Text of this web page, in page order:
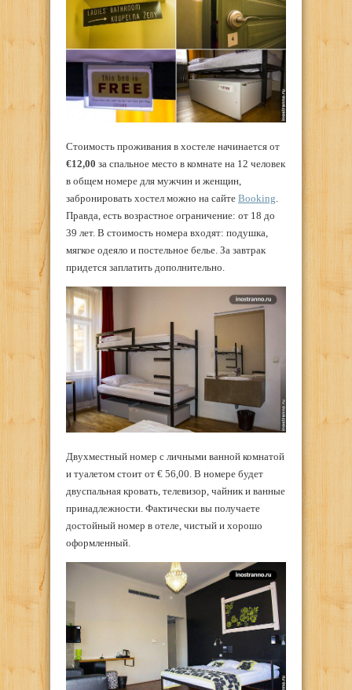
Стоимость проживания в хостеле начинается от
€12,00 за спальное место в комнате на 12 человек
в общем номере для мужчин и женщин,
забронировать хостел можно на сайте Booking
Правда, есть возрастное ограничение: от 18 до
39 лет. В стоимость номера входят: подушка,
мягкое одеяло и постельное белье. За завтрак
придется заплатить дополнительно.
Двухместный номер с личными ванной комнатой
и туалетом стоит от € 56,00. В номере будет
двуспальная кровать, телевизор, чайник и ванные
принадлежности. Фактически вы получаете
достойный номер в отеле, чистый и хорошо
оформленный.